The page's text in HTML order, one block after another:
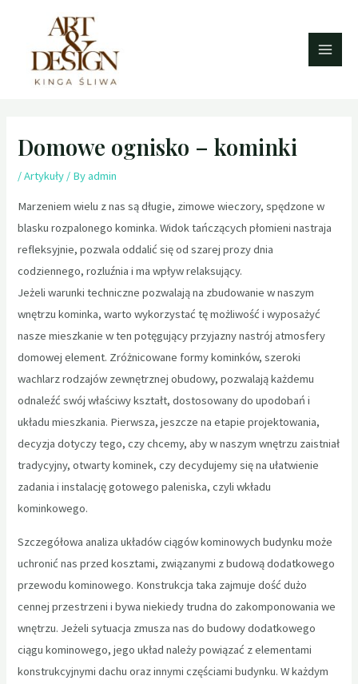
Domowe ognisko – kominki
/Artykuły / Byadmin
Marzeniem wielu z nas są długie, zimowe wieczory, spędzone w
blasku rozpalonego kominka. Widok tańczących płomieni nastraja
refleksyjnie, pozwala oddalić się od szarej prozy dnia
codziennego, rozluźnia i ma wpływ relaksujący.
Jeżeli warunki techniczne pozwalają na zbudowanie w naszym
wnętrzu kominka, warto wykorzystać tę możliwość i wyposażyć
nasze mieszkanie w ten potęgujący przyjazny nastrój atmosfery
domowej element. Zróżnicowane formy kominków, szeroki
wachlarz rodzajów zewnętrznej obudowy, pozwalają każdemu
odnaleźć swój właściwy kształt, dostosowany do upodobań i
układu mieszkania. Pierwsza, jeszcze na etapie projektowania,
decyzja dotyczy tego, czy chcemy, aby w naszym wnętrzu zaistniał
tradycyjny, otwarty kominek, czy decydujemy się na ułatwienie
zadania i instalację gotowego paleniska, czyli wkładu
kominkowego.
Szczegółowa analiza układów ciągów kominowych budynku może
uchronić nas przed kosztami, związanymi z budową dodatkowego
przewodu kominowego. Konstrukcja taka zajmuje dość dużo
cennej przestrzeni i bywa niekiedy trudna do zakomponowania we
wnętrzu. Jeżeli sytuacja zmusza nas do budowy dodatkowego
ciągu kominowego, jego układ należy powiązać z elementami
konstrukcyjnymi dachu oraz innymi częściami budynku. W każdym